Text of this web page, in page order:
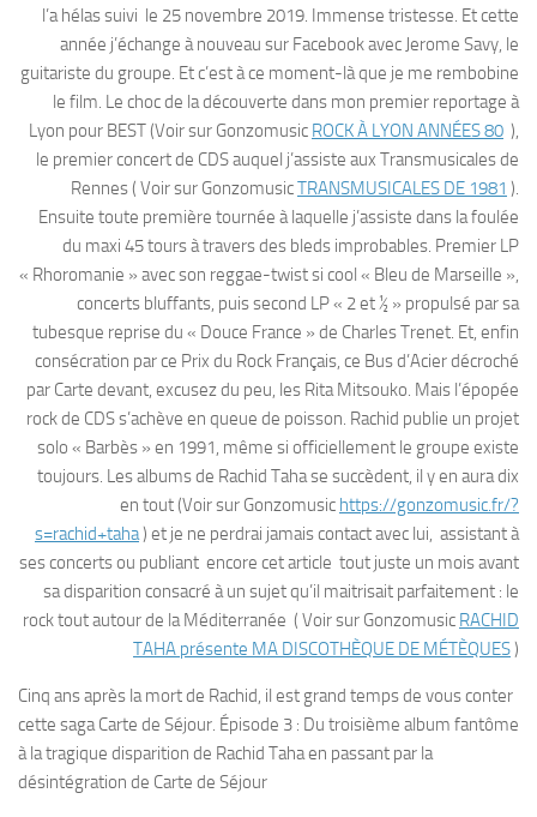
l’a hélas suivi le 25 novembre 2019. Immense tristesse. Et cette
année j’échange à nouveau sur Facebook avec Jerome Savy, le
guitariste du groupe. Et c’est à ce moment-là que je me rembobine
le film. Le choc de la découverte dans mon premier reportage à
Lyon pour BEST (Voir sur Gonzomusic ROCK À LYON ANNÉES 80 ),
le premier concert de CDS auquel j’assiste aux Transmusicales de
Rennes ( Voir sur GonzomusicTRANSMUSICALES DE 1981 ).
Ensuite toute première tournée à laquelle j’assiste dans la foulée
du maxi 45 tours à travers des bleds improbables. Premier LP
« Rhoromanie » avec son reggae-twist si cool « Bleu de Marseille »,
concerts bluffants, puis second LP « 2 et ½ » propulsé par sa
tubesque reprise du « Douce France » de Charles Trenet. Et, enfin
consécration par ce Prix du Rock Français, ce Bus d’Acier décroché
par Carte devant, excusez du peu, les Rita Mitsouko. Mais l’épopée
rock de CDS s’achève en queue de poisson. Rachid publie un projet
solo « Barbès » en 1991, même si officiellement le groupe existe
toujours. Les albums de Rachid Taha se succèdent, il y en aura dix
en tout (Voir sur Gonzomusic https://gonzomusic.fr/?
s=rachid+taha) et je ne perdrai jamais contact avec lui, assistant à
ses concerts ou publiant encore cet article tout juste un mois avant
sa disparition consacré à un sujet qu’il maitrisait parfaitement : le
rock tout autour de la Méditerranée ( Voir sur Gonzomusic RACHID
TAHA présente MA DISCOTHÈQUE DE MÉTÈQUES )
Cinq ans après la mort de Rachid, il est grand temps de vous conter
cette saga Carte de Séjour. Épisode 3 : Du troisième album fantôme
à la tragique disparition de Rachid Taha en passant par la
désintégration de Carte de Séjour